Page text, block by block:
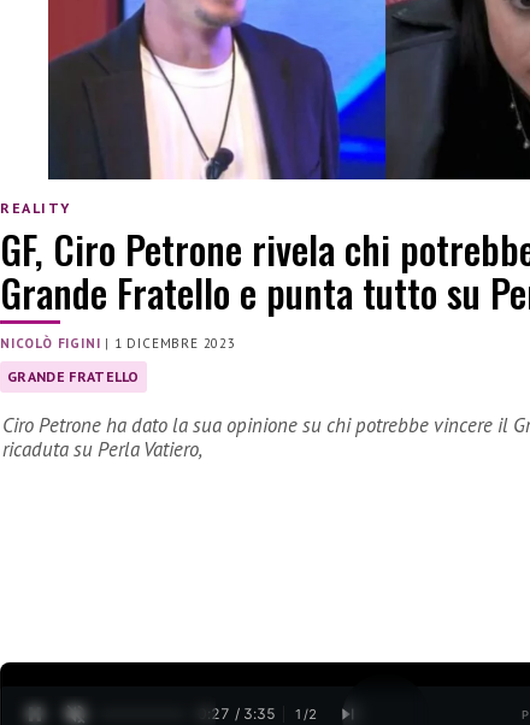
REALITY
GF, Ciro Petrone rivela chi
Grande Fratello e punta tutto su
NICOLÒ FIGINI | 1 DICEMBRE 2023
GRANDE FRATELLO
Ciro Petrone ha dato la sua opinione su chi potrebbe vincere il
ricaduta su Perla Vatiero,
0:28 / 3:35 1 /2